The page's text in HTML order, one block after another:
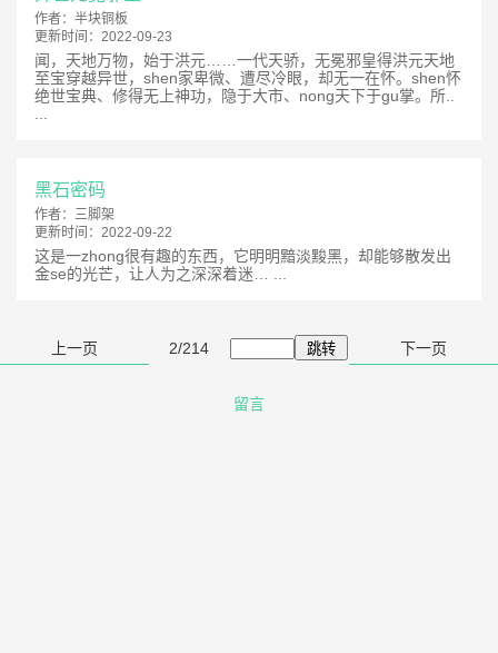
作者： 半块铜板
更新时间： 2022-09-23
闻，天地万物，始于洪元……一代天骄，无冕邪皇得洪元天地
至宝穿越异世，shen家卑微、遭尽冷眼，却无一在怀。shen怀
绝世宝典、修得无上神功，隐于大市、nong天下于gu掌。所..
黑石密码
作者： 三脚架
更新时间： 2022-09-22
这是一zhong很有趣的东西，它明明黯淡黢黑，却能够散发出
金se的光芒，让人为之深深着迷… ...
上一页 2/214 下一页
留言